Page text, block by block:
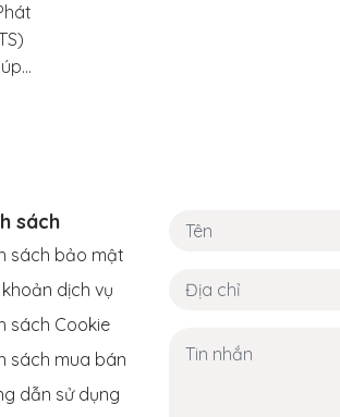
sách
sách bảo mật
dịch vụ
sách Cookie
sách mua bán
dẫn sử dụng